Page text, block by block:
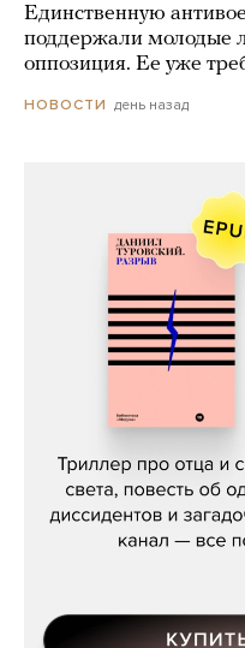
Единственную
поддержали молодые
оппозиция. Ее уже
НОВОСТИ день назад
Даниил